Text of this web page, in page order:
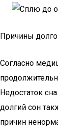
Причины
Согласно
Недостаток
долгий сон
причин